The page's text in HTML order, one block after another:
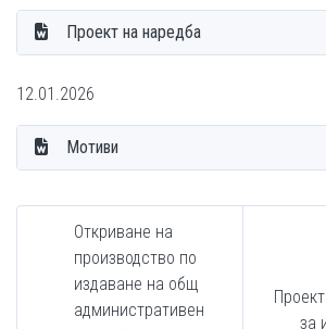
Проект на наредба
12.01.2026
Мотиви
Откриване на
производство по
издаване на общ
административен
за